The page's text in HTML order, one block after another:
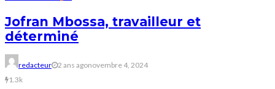
Jofran Mbossa, travailleur et
déterminé
redacteur 2 ans agonovembre 4, 2024
1.3k